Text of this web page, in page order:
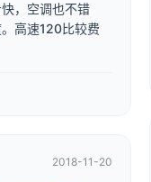
，空调也不错
高速120比较费
2018-11-20